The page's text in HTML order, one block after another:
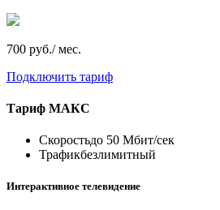
700 руб./ мес.
Подключить тариф
Тариф МАКС
Скоростьдо 50 Мбит/сек
Трафикбезлимитный
Интерактивное телевидение